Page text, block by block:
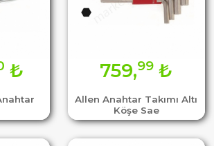
₺
Allen Anahtar Takımı Altı
Köşe Sae
759,99 ₺